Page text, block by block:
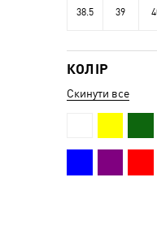
38.5 39
КОЛІР
Скинути все